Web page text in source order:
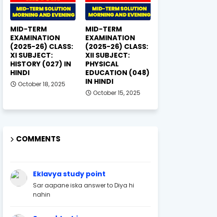
MID-TERM
EXAMINATION
(2025-26) CLASS:
XI SUBJECT:
HISTORY (027) IN
HINDI
October 18, 2025
MID-TERM
EXAMINATION
(2025-26) CLASS:
XII SUBJECT:
PHYSICAL
EDUCATION (048)
IN HINDI
October 15, 2025
COMMENTS
Eklavya study point
Sar aapane iska answer to Diya hi
nahin